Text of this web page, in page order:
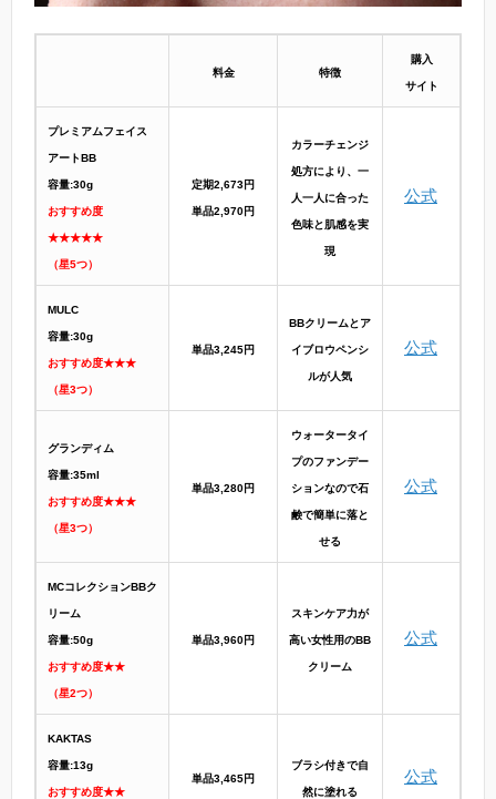
料金 特徴
購入
サイト
プレミアムフェイス
アートBB
容量:30g
おすすめ度
★★★★★
（星5つ）
定期2,673円
単品2,970円
カラーチェンジ
処方により、一
人一人に合った
色味と肌感を実
現
公式
MULC
容量:30g
おすすめ度★★★
（星3つ）
単品3,245円
BBクリームとア
イブロウペンシ
ルが人気
公式
グランディム
容量:35ml
おすすめ度★★★
（星3つ）
単品3,280円
ウォータータイ
プのファンデー
ションなので石
鹸で簡単に落と
せる
公式
MCコレクションBBク
リーム
容量:50g
おすすめ度★★
（星2つ）
単品3,960円
スキンケア力が
高い女性用のBB
クリーム
公式
KAKTAS
容量:13g
おすすめ度★★
単品3,465円
ブラシ付きで自
然に塗れる
公式